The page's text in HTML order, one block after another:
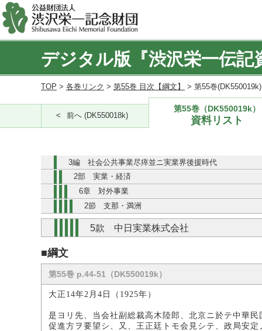
デジタル版『渋沢栄一伝記
TOP > 各巻リンク > 第55巻 目次【綱文】 > 第55巻
前へ (DK550018k)
第55巻（DK550019k）
資料リスト
3編 社会公共事業尽瘁並ニ実業界後援時代
2部 実業・経済
6章 対外事業
2節 支那・満洲
5款 中日実業株式会社
■綱文
第55巻 p.44-51（DK550019k）
大正14年2月4日（1925年）
是ヨリ先、当会社副総裁高木陸郎、北京ニ於テ中華
促進方ヲ要望シ、又、王正廷トモ会見シテ、政局安